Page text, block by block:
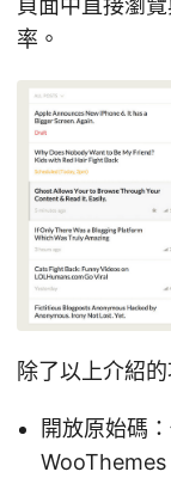
率。
除了以上介紹
開放原始碼
WooThemes